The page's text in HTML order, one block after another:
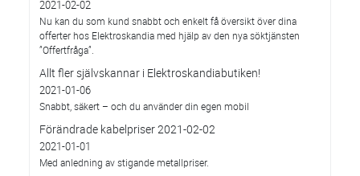
2021-02-02
Nu kan du som kund snabbt och enkelt få översikt över dina
offerter hos Elektroskandia med hjälp av den nya söktjänsten
”Offertfråga”.
Allt fler självskannar i Elektroskandiabutiken!
2021-01-06
Snabbt, säkert – och du använder din egen mobil
Förändrade kabelpriser 2021-02-02
2021-01-01
Med anledning av stigande metallpriser.